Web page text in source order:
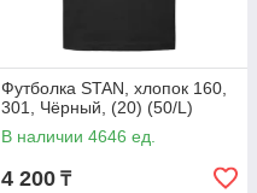
Футболка STAN, хлопок 160,
301, Чёрный, (20) (50/L)
В наличии 4646 ед.
4 200 ₸